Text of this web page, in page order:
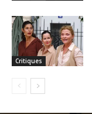
Critiques